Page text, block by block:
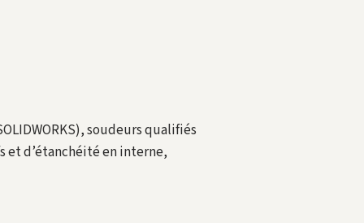
soudeurs qualifiés
et d’étanchéité en interne,